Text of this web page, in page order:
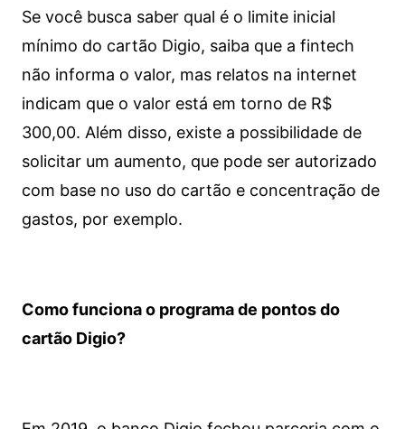
Se você busca saber qual é o limite inicial
mínimo do cartão Digio, saiba que a fintech
não informa o valor, mas relatos na internet
indicam que o valor está em torno de R$
300,00. Além disso, existe a possibilidade de
solicitar um aumento, que pode ser autorizado
com base no uso do cartão e concentração de
gastos, por exemplo.
Como funciona o programa de pontos do
cartão Digio?